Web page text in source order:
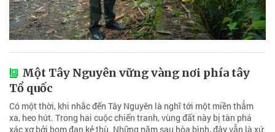
Một Tây Nguyên vững vàng nơi phía tây
Tổ quốc
Có một thời, khi nhắc đến Tây Nguyên là nghĩ tới một miền thẳm
xa, heo hút. Trong hai cuộc chiến tranh, vùng đất này bị tàn phá
xác xơ bởi bom đạn kẻ thù. Những năm sau hòa bình, đây vẫn là xứ